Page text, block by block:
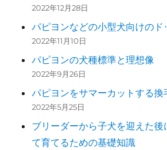
2022年12月28日
パピヨンなどの小型犬向けのド
2022年11月10日
パピヨンの犬種標準と理想像
2022年9月26日
パピヨンをサマーカットする換
2022年5月25日
ブリーダーから子犬を迎えた後
て育てるための基礎知識